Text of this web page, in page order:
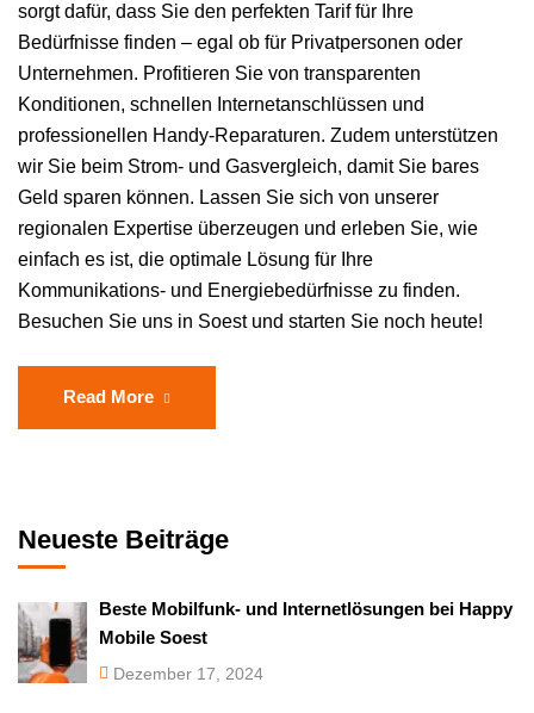
sorgt dafür, dass Sie den perfekten Tarif für Ihre
Bedürfnisse finden – egal ob für Privatpersonen oder
Unternehmen. Profitieren Sie von transparenten
Konditionen, schnellen Internetanschlüssen und
professionellen Handy-Reparaturen. Zudem unterstützen
wir Sie beim Strom- und Gasvergleich, damit Sie bares
Geld sparen können. Lassen Sie sich von unserer
regionalen Expertise überzeugen und erleben Sie, wie
einfach es ist, die optimale Lösung für Ihre
Kommunikations- und Energiebedürfnisse zu finden.
Besuchen Sie uns in Soest und starten Sie noch heute!
Read More
Neueste Beiträge
Beste Mobilfunk- und Internetlösungen bei Happy
Mobile Soest
Dezember 17, 2024